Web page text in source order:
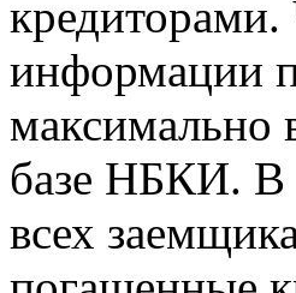
информации
максимально
базе НБКИ. В
всех